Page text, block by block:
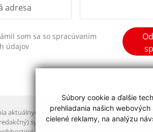
Súbory cookie a ďalšie
prehliadania našich
cielené reklamy, na analýzu
som sa so spracúvaním
údajov
aktuálnych informácií s
systém ECHELON 2,